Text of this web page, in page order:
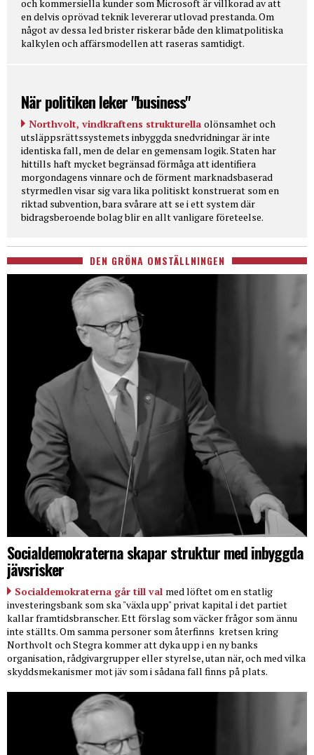
och kommersiella kunder som Microsoft är villkorad av att
en delvis oprövad teknik levererar utlovad prestanda. Om
något av dessa led brister riskerar både den klimatpolitiska
kalkylen och affärsmodellen att raseras samtidigt.
När politiken leker "business"
Northvolt, vindkraftens strukturella olönsamhet och
utsläppsrättssystemets inbyggda snedvridningar är inte
identiska fall, men de delar en gemensam logik. Staten har
hittills haft mycket begränsad förmåga att identifiera
morgondagens vinnare och de förment marknadsbaserad
styrmedlen visar sig vara lika politiskt konstruerat som en
riktad subvention, bara svårare att se i ett system där
bidragsberoende bolag blir en allt vanligare företeelse.
DEN GRÖNA OMSTÄLLNINGEN
Socialdemokraterna skapar struktur med inbyggda
jävsrisker
Socialdemokraterna går till val med löftet om en statlig
investeringsbank som ska "växla upp" privat kapital i det partiet
kallar framtidsbranscher. Ett förslag som väcker frågor som ännu
inte ställts. Om samma personer som återfinns kretsen kring
Northvolt och Stegra kommer att dyka upp i en ny banks
organisation, rådgivargrupper eller styrelse, utan när, och med vilka
skyddsmekanismer mot jäv som i sådana fall finns på plats.